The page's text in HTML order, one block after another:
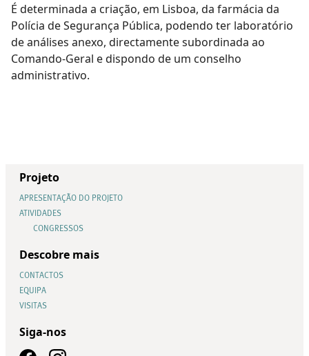
É determinada a criação, em Lisboa, da farmácia da
Polícia de Segurança Pública, podendo ter laboratório
de análises anexo, directamente subordinada ao
Comando-Geral e dispondo de um conselho
administrativo.
Projeto
APRESENTAÇÃO DO PROJETO
ATIVIDADES
CONGRESSOS
Descobre mais
CONTACTOS
EQUIPA
VISITAS
Siga-nos